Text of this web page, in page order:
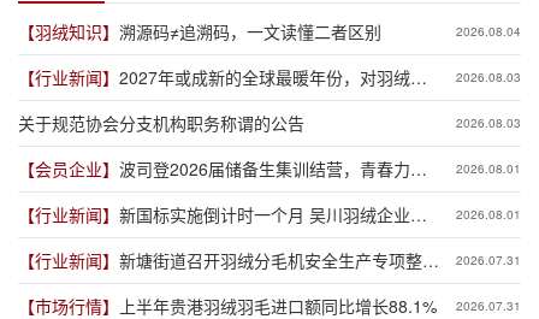
【羽绒知识】 溯源码≠追溯码，一文读懂二者区别 2026.08.04
【行业新闻】 2027年或成新的全球最暖年份，对羽绒产
业有何影响？
2026.08.03
关于规范协会分支机构职务称谓的公告 2026.08.03
【会员企业】 波司登2026届储备生集训结营，青春力量
赋能品牌新程
2026.08.01
【行业新闻】 新国标实施倒计时一个月 吴川羽绒企业集
体“抢跑”新规
2026.08.01
【行业新闻】 新塘街道召开羽绒分毛机安全生产专项整治
推进会
2026.07.31
【市场行情】 上半年贵港羽绒羽毛进口额同比增长88.1% 2026.07.31